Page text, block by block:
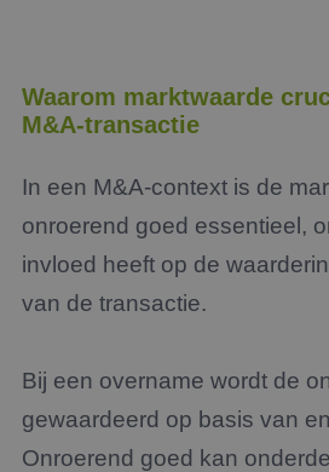
Waarom marktwaarde
M&A-transactie
In een M&A-context is de
onroerend goed essentieel,
invloed heeft op de
van de transactie.
Bij een overname wordt de
gewaardeerd op basis van
Onroerend goed kan